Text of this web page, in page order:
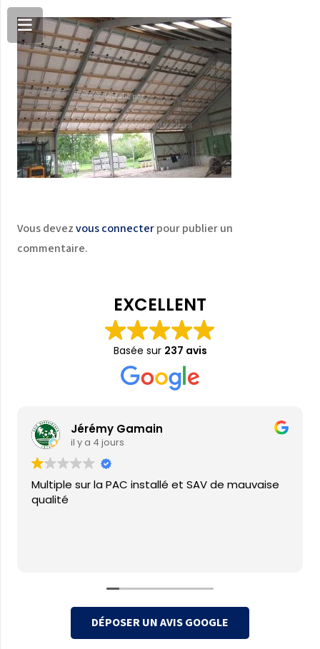
Vous devezvous connecterpour publier un
commentaire.
EXCELLENT
Basée sur 237 avis
Jérémy Gamain
il y a 4 jours
Multiple sur la PAC installé et SAV de mauvaise
qualité
DÉPOSER UN AVIS GOOGLE